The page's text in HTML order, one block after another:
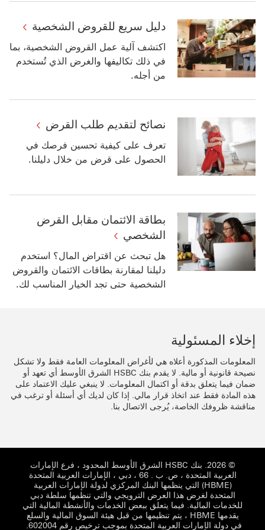
دليل سريع للقروض الشخصية
اكتشف آلية عمل القروض الشخصية، بما
في ذلك تكاليفها والغرض الذي تُستخدم
من أجله.
نصائح لتقديم طلب القرض
تعرف على كيفية تحسين فرصك في
الحصول على قرض من خلال دليلنا.
بطاقة الائتمان مقابل القرض
الشخصي
هل تبحث عن اقتراض المال؟ استخدم
دليلنا لمقارنة بطاقات الائتمان والقروض
الشخصية حتى تجد الخيار المناسب لك.
إخلاء المسئولية
المعلومات المذكورة أعلاه هي لأغراض المعلومات العامة فقط ولا تشكل
نصيحة قانونية أو مالية. لا يقدم بنك HSBC الشرق الأوسط أي تعهد أو
ضمان فيما يتعلق بدقة أو اكتمال المعلومات. لا ينبغي عليك الاعتماد على
هذه المادة فقط عند اتخاذ قرار مالي. إذا كان لديك أي أسئلة أو ترغب في
مناقشة ظروفك الخاصة، يُرجى الاتصال بنا.
© 2026. بنك HSBC الشرق الأوسط المحدود ، فرع الإمارات
العربية المتحدة ، ص. ب . 66 ، دبي ، الإمارات العربية المتحدة
(HBME) التي ينظمها البنك المركزي لدولة الإمارات العربية
المتحدة لغرض هذا العرض الترويجي والتي تنظمها سلطة دبي
للخدمات المالية. فيما يتعلق ببعض الخدمات والأنشطة المالية التي
يقدمها HBME ، يتم تنظيمها من قبل هيئة السوق المالية والسلع
في دولة الإمارات العربية المتحدة بموجب ترخيص رقم 602004.